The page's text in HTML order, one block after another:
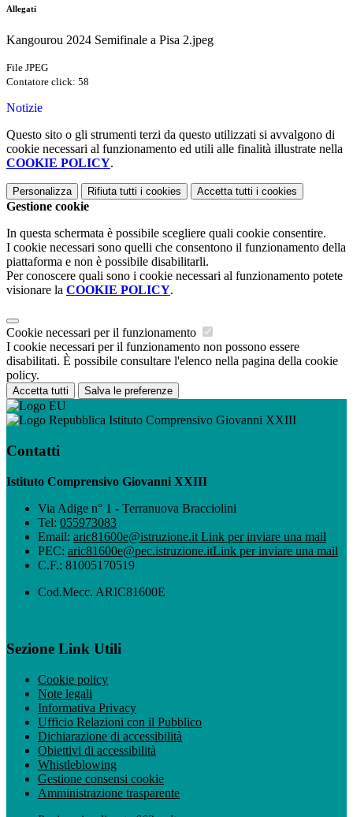
Allegati
Kangourou 2024 Semifinale a Pisa 2.jpeg
File JPEG
Contatore click: 58
Notizie
Questo sito o gli strumenti terzi da questo utilizzati si avvalgono di
cookie necessari al funzionamento ed utili alle finalità illustrate nella
COOKIE POLICY.
Personalizza Rifiuta tutti i cookies Accetta tutti i cookies
Gestione cookie
In questa schermata è possibile scegliere quali cookie consentire.
I cookie necessari sono quelli che consentono il funzionamento della
piattaforma e non è possibile disabilitarli.
Per conoscere quali sono i cookie necessari al funzionamento potete
visionare la COOKIE POLICY.
Cookie necessari per il funzionamento
I cookie necessari per il funzionamento non possono essere
disabilitati. È possibile consultare l'elenco nella pagina della cookie
policy.
Accetta tutti Salva le preferenze
Istituto Comprensivo Giovanni XXIII
Contatti
Istituto Comprensivo Giovanni XXIII
Via Adige n° 1 - Terranuova Bracciolini
Tel: 055973083
Email: aric81600e@istruzione.it Link per inviare una mail
PEC: aric81600e@pec.istruzione.itLink per inviare una mail
C.F.: 81005170519
Cod.Mecc. ARIC81600E
Sezione Link Utili
Cookie policy
Note legali
Informativa Privacy
Ufficio Relazioni con il Pubblico
Dichiarazione di accessibilità
Obiettivi di accessibilità
Whistleblowing
Gestione consensi cookie
Amministrazione trasparente